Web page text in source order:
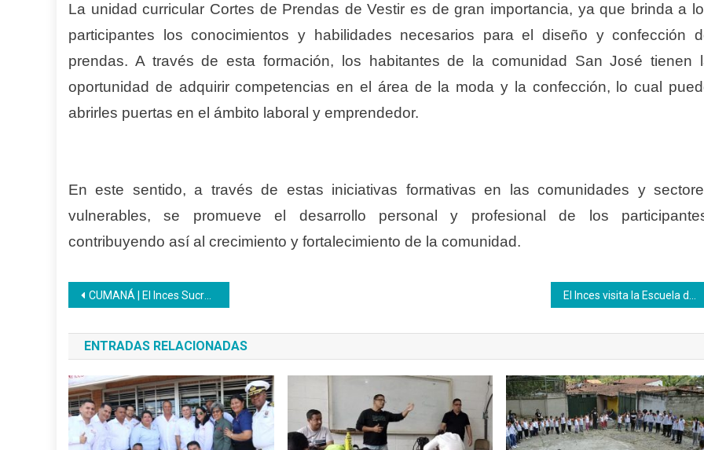
La unidad curricular Cortes de Prendas de Vestir es de gran importancia, ya que brinda a
participantes los conocimientos y habilidades necesarios para el diseño y confección
prendas. A través de esta formación, los habitantes de la comunidad San José tienen
oportunidad de adquirir competencias en el área de la moda y la confección, lo cual
abrirles puertas en el ámbito laboral y emprendedor.
En este sentido, a través de estas iniciativas formativas en las comunidades y
vulnerables, se promueve el desarrollo personal y profesional de los
contribuyendo así al crecimiento y fortalecimiento de la comunidad.
Navegación
de
entradas
CUMANÁ | El Inces Sucre realizó acto de entrega de cargo y recibió al nuevo gerente regional
ENTRADAS RELACIONADAS